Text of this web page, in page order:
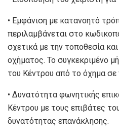
• Εμφάνιση με κατανοητό
περιλαμβάνεται στο
σχετικά με την τοποθεσία
οχήματος. Το συγκεκριμένο
του Κέντρου από το όχημα
• Δυνατότητα φωνητικής
Κέντρου με τους επιβάτες
δυνατότητας επανάκλησης.